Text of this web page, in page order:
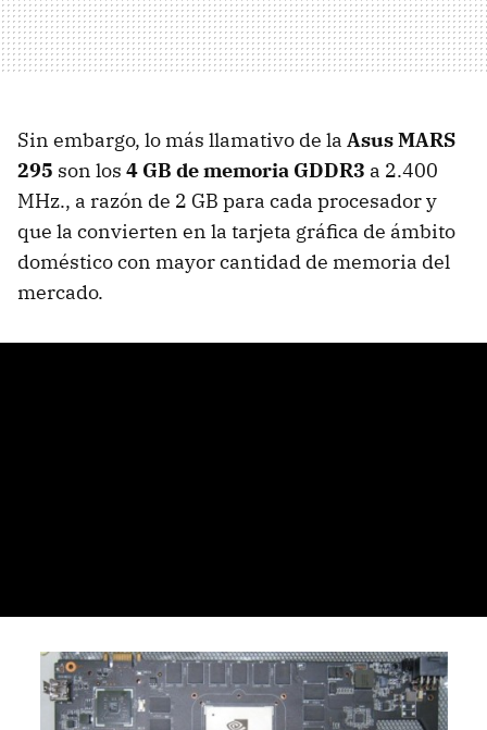
Sin embargo, lo más llamativo de la AsusMARS
295 son los 4 GB de memoria GDDR3 a 2.400
MHz., a razón de 2 GB para cada procesador y
que la convierten en la tarjeta gráfica de ámbito
doméstico con mayor cantidad de memoria del
mercado.